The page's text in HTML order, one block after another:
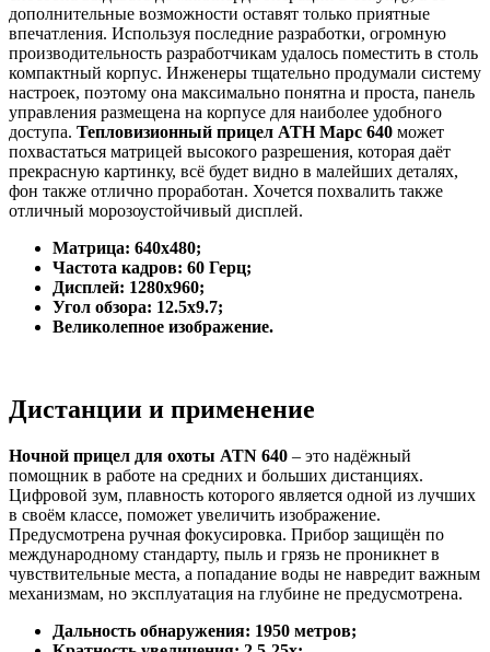
дополнительные возможности оставят только приятные
впечатления. Используя последние разработки, огромную
производительность разработчикам удалось поместить в столь
компактный корпус. Инженеры тщательно продумали систему
настроек, поэтому она максимально понятна и проста, панель
управления размещена на корпусе для наиболее удобного
доступа. Тепловизионный прицел АТН Марс 640 может
похвастаться матрицей высокого разрешения, которая даёт
прекрасную картинку, всё будет видно в малейших деталях,
фон также отлично проработан. Хочется похвалить также
отличный морозоустойчивый дисплей.
Матрица: 640х480;
Частота кадров: 60 Герц;
Дисплей: 1280х960;
Угол обзора: 12.5х9.7;
Великолепное изображение.
Дистанции и применение
Ночной прицел для охоты ATN 640 – это надёжный
помощник в работе на средних и больших дистанциях.
Цифровой зум, плавность которого является одной из лучших
в своём классе, поможет увеличить изображение.
Предусмотрена ручная фокусировка. Прибор защищён по
международному стандарту, пыль и грязь не проникнет в
чувствительные места, а попадание воды не навредит важным
механизмам, но эксплуатация на глубине не предусмотрена.
Дальность обнаружения: 1950 метров;